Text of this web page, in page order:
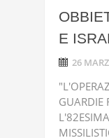
E
26
GUARDIE